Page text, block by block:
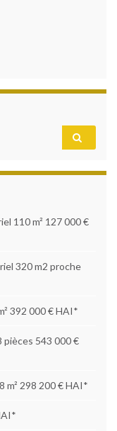
110 m² 127 000 €
320 m2 proche
392 000 € HAI*
pièces 543 000 €
m² 298 200 € HAI*